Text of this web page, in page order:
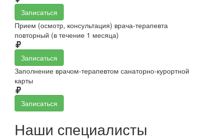
Записаться
Прием (осмотр, консультация) врача-терапевта
повторный (в течение 1 месяца)
Записаться
Заполнение врачом-терапевтом санаторно-курортной
карты
Записаться
Наши специалисты